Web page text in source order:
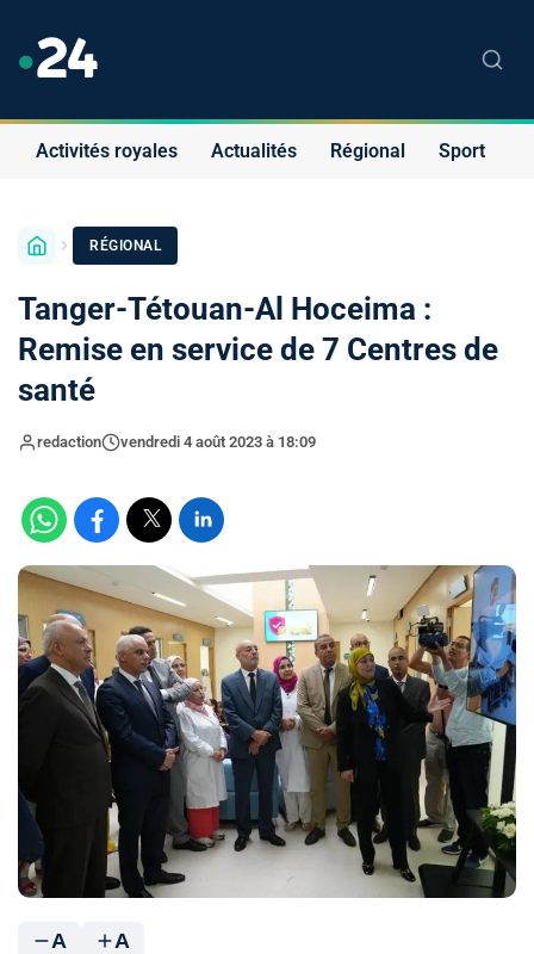
Activités royales Actualités Régional Sport
RÉGIONAL
Tanger-Tétouan-Al Hoceima :
Remise en service de 7 Centres de
santé
redaction vendredi 4 août 2023 à 18:09
A A